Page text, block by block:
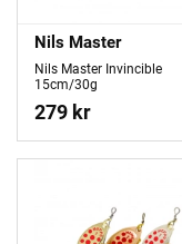
Nils Master
Nils Master Invincible
15cm/30g
279 kr